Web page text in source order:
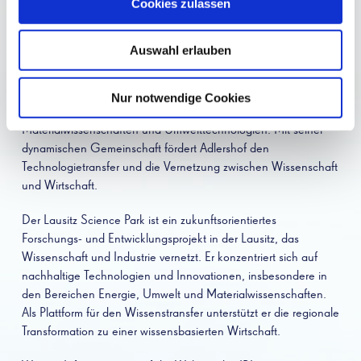
Cookies zulassen
Auswahl erlauben
Nur notwendige Cookies
Technologiestandorte Technologiepark Berlin-Adlershof und der
Lausitz Science Park.
Der Technologiepark Berlin-Adlershof ist eines der führenden
Wissenschafts- und Technologiezentren in Deutschland. Er
vereint innovative Unternehmen, Forschungsinstitute und Start-
Materialwissenschaften und Umwelttechnologien. Mit seiner
dynamischen Gemeinschaft fördert Adlershof den
Technologietransfer und die Vernetzung zwischen Wissenschaft
und Wirtschaft.
Der Lausitz Science Park ist ein zukunftsorientiertes
Forschungs- und Entwicklungsprojekt in der Lausitz, das
Wissenschaft und Industrie vernetzt. Er konzentriert sich auf
nachhaltige Technologien und Innovationen, insbesondere in
den Bereichen Energie, Umwelt und Materialwissenschaften.
Als Plattform für den Wissenstransfer unterstützt er die regionale
Transformation zu einer wissensbasierten Wirtschaft.